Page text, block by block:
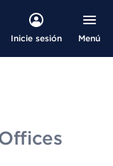
Inicie sesión Menú